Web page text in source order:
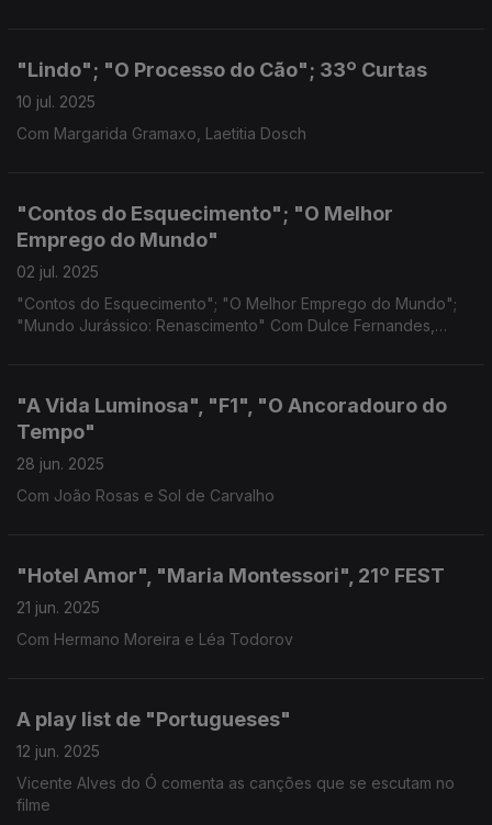
"Lindo"; "O Processo do Cão"; 33º Curtas
10 jul. 2025
Com Margarida Gramaxo, Laetitia Dosch
"Contos do Esquecimento"; "O Melhor
Emprego do Mundo"
02 jul. 2025
"Contos do Esquecimento"; "O Melhor Emprego do Mundo";
"Mundo Jurássico: Renascimento" Com Dulce Fernandes,
"A Vida Luminosa", "F1", "O Ancoradouro do
Tempo"
28 jun. 2025
Com João Rosas e Sol de Carvalho
"Hotel Amor", "Maria Montessori", 21º FEST
21 jun. 2025
Com Hermano Moreira e Léa Todorov
A play list de "Portugueses"
12 jun. 2025
Vicente Alves do Ó comenta as canções que se escutam no
filme